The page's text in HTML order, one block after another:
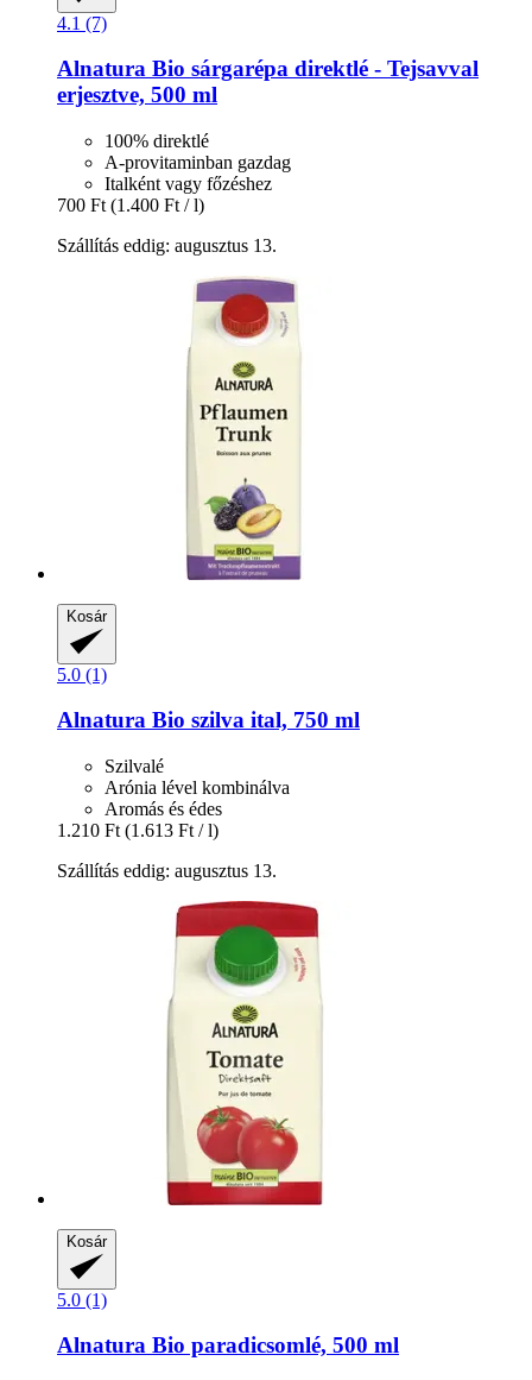
4.1 (7)
Alnatura Bio sárgarépa direktlé -​ Tejsavval
erjesztve, 500 ml
100% direktlé
A-provitaminban gazdag
Italként vagy főzéshez
700 Ft (1.400 Ft / l)
Szállítás eddig: augusztus 13.
Kosár
5.0 (1)
Alnatura Bio szilva ital, 750 ml
Szilvalé
Arónia lével kombinálva
Aromás és édes
1.210 Ft (1.613 Ft / l)
Szállítás eddig: augusztus 13.
Kosár
5.0 (1)
Alnatura Bio paradicsomlé, 500 ml